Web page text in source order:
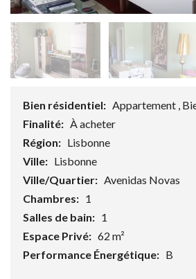
Bien résidentiel: Appartement ,
Finalité: À acheter
Région: Lisbonne
Ville: Lisbonne
Ville/Quartier: Avenidas Novas
Chambres: 1
Salles de bain: 1
Espace Privé: 62 m²
Performance Énergétique: B